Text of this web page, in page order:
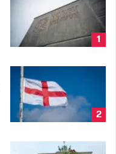
1
2